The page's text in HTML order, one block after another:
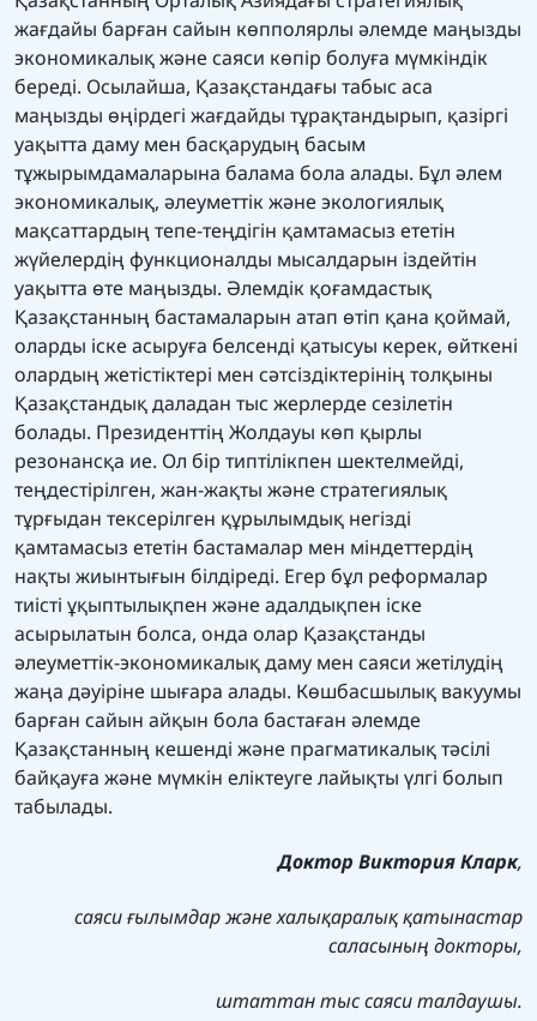
жағдайы барған сайын көпполярлы әлемде маңызды
экономикалық және саяси көпір болуға мүмкіндік
береді. Осылайша, Қазақстандағы табыс аса
маңызды өңірдегі жағдайды тұрақтандырып, қазіргі
уақытта даму мен басқарудың басым
тұжырымдамаларына балама бола алады. Бұл әлем
экономикалық, әлеуметтік және экологиялық
мақсаттардың тепе-теңдігін қамтамасыз ететін
жүйелердің функционалды мысалдарын іздейтін
уақытта өте маңызды. Әлемдік қоғамдастық
Қазақстанның бастамаларын атап өтіп қана қоймай,
оларды іске асыруға белсенді қатысуы керек, өйткені
олардың жетістіктері мен сәтсіздіктерінің толқыны
Қазақстандық даладан тыс жерлерде сезілетін
болады. Президенттің Жолдауы көп қырлы
резонансқа ие. Ол бір типтілікпен шектелмейді,
теңдестірілген, жан-жақты және стратегиялық
тұрғыдан тексерілген құрылымдық негізді
қамтамасыз ететін бастамалар мен міндеттердің
нақты жиынтығын білдіреді. Егер бұл реформалар
тиісті ұқыптылықпен және адалдықпен іске
асырылатын болса, онда олар Қазақстанды
әлеуметтік-экономикалық даму мен саяси жетілудің
жаңа дәуіріне шығара алады. Көшбасшылық вакуумы
барған сайын айқын бола бастаған әлемде
Қазақстанның кешенді және прагматикалық тәсілі
байқауға және мүмкін еліктеуге лайықты үлгі болып
табылады.
Доктор Виктория Кларк,
саяси ғылымдар және халықаралық қатынастар
саласының докторы,
штаттан тыс саяси талдаушы.